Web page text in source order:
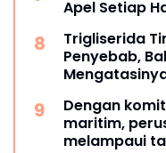
Apel Setiap
Trigliserida
Penyebab,
Dengan
maritim,
melampaui